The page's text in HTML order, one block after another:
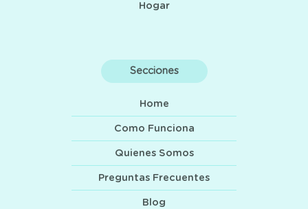
Hogar
Secciones
Home
Como Funciona
Quienes Somos
Preguntas Frecuentes
Blog